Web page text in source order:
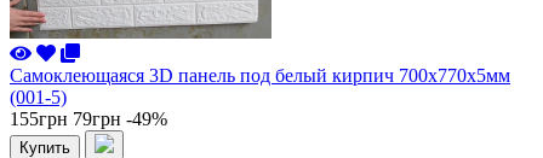
Самоклеющаяся 3D панель под белый кирпич 700x770x5мм
(001-5)
155грн 79грн -49%
Купить